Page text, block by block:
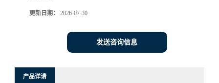
更新日期： 2026-07-30
发送咨询信息
产品详请